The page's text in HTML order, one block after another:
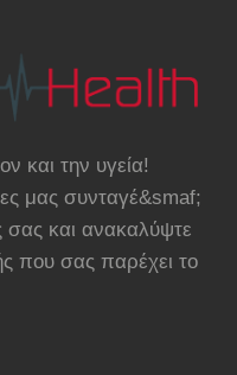
και την υγεία!
μας συνταγέ&smaf;
σας και ανακαλύψτε
που σας παρέχει το